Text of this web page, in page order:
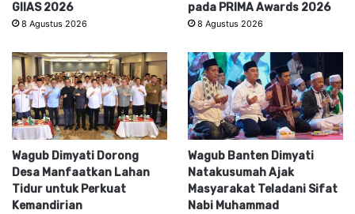
GIIAS 2026
8 Agustus 2026
pada PRIMA Awards 2026
8 Agustus 2026
Wagub Dimyati Dorong
Desa Manfaatkan Lahan
Tidur untuk Perkuat
Kemandirian
Wagub Banten Dimyati
Natakusumah Ajak
Masyarakat Teladani Sifat
Nabi Muhammad